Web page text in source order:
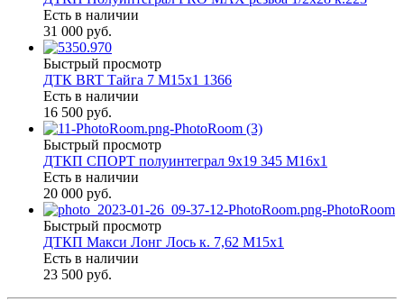
Есть в наличии
31 000 руб.
Быстрый просмотр
ДТК BRT Тайга 7 М15х1 1366
Есть в наличии
16 500 руб.
Быстрый просмотр
ДТКП СПОРТ полуинтеграл 9х19 345 М16х1
Есть в наличии
20 000 руб.
Быстрый просмотр
ДТКП Макси Лонг Лось к. 7,62 М15х1
Есть в наличии
23 500 руб.